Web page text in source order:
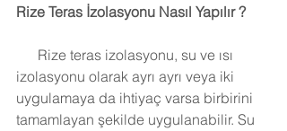
Rize Teras İzolasyonu Nasıl Yapılır ?
izolasyonu olarak ayrı ayrı veya iki
uygulamaya da ihtiyaç varsa birbirini
tamamlayan şekilde uygulanabilir. Su